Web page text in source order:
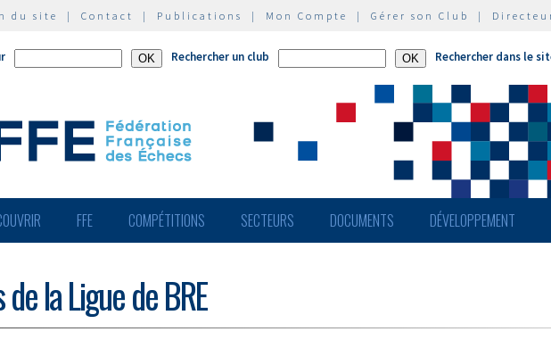
du site | Contact | Publications | Mon Compte | Gérer son Club |
Rechercher un club Rechercher dans le
FFE COMPÉTITIONS SECTEURS DOCUMENTS DÉVELOPPEMENT
la Ligue de BRE